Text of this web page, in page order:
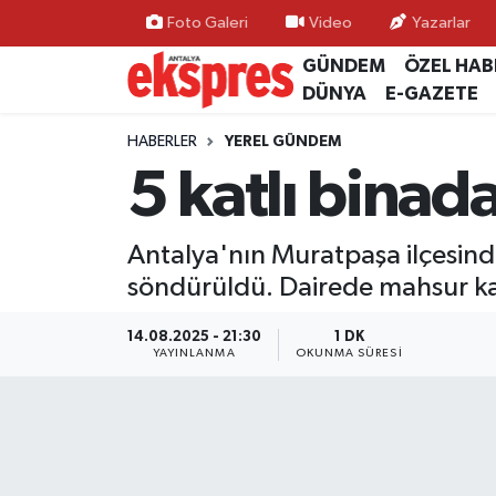
Foto Galeri Video Yazarlar
GÜNDEM ÖZEL
DÜNYA
E-GAZETE
HABERLER YEREL GÜNDEM
5 katlı
Antalya'nın Muratpaşa
söndürüldü. Dairede mahsur
14.08.2025 - 21:30
YAYINLANMA
1 DK
OKUNMA SÜRESI
ÖZEL HABER
GÜNDEM
YEREL GÜNDEM
EKONOMİ
Nöbetçi Eczaneler
Hava Durumu
Trafik Durumu
Süper Lig Puan Durumu ve Fikstür